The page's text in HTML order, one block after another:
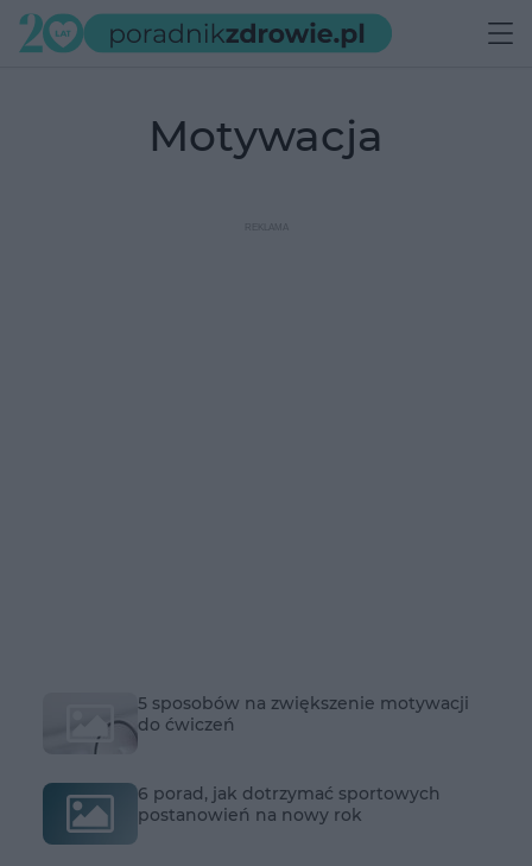
motywacja
5 sposobów na zwiększenie motywacji
do ćwiczeń
6 porad, jak dotrzymać sportowych
postanowień na nowy rok